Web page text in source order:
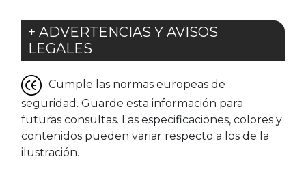
+ ADVERTENCIAS Y AVISOS
LEGALES
Cumple las normas europeas de
seguridad. Guarde esta información para
futuras consultas. Las especificaciones, colores y
contenidos pueden variar respecto a los de la
ilustración.